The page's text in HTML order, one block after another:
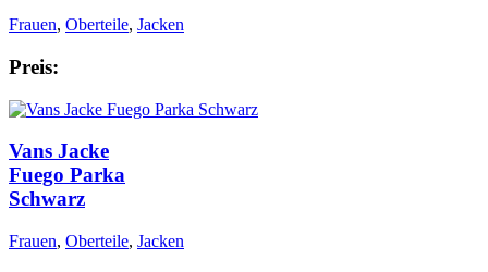
Frauen, Oberteile, Jacken
Preis:
Vans Jacke
Fuego Parka
Schwarz
Frauen, Oberteile, Jacken